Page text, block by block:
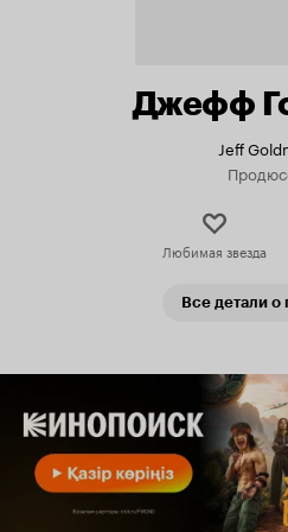
Джефф
Jeff
Любимая звезда
Все детали о